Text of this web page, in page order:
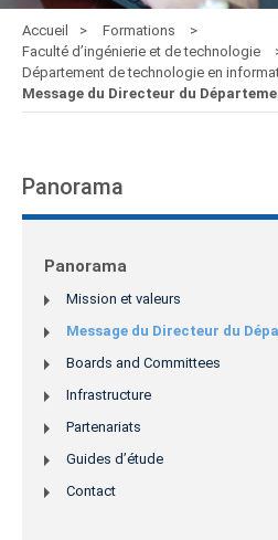
Accueil
Formations
Faculté d’ingénierie et de technologie
Département de technologie en
Message du Directeur du
Panorama
Panorama
Mission et valeurs
Message du Directeur du
Boards and Committees
Infrastructure
Partenariats
Guides d’étude
Contact